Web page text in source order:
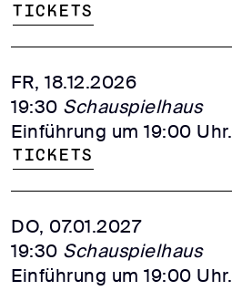
Tickets
FR, 18.12.2026
19:30 Schauspielhaus
Einführung um 19:00 Uhr.
Tickets
DO, 07.01.2027
19:30 Schauspielhaus
Einführung um 19:00 Uhr.